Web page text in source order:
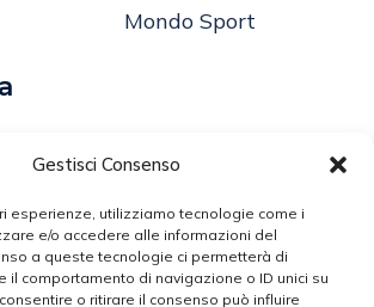
Gestisci Consenso
esperienze, utilizziamo tecnologie come i
e/o accedere alle informazioni del
a queste tecnologie ci permetterà di
il comportamento di navigazione o ID unici su
o ritirare il consenso può influire
Mondo Sport